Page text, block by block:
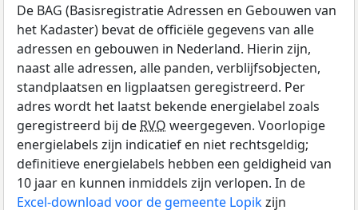
De BAG (Basisregistratie Adressen en Gebouwen van
het Kadaster) bevat de officiële gegevens van alle
adressen en gebouwen in Nederland. Hierin zijn,
naast alle adressen, alle panden, verblijfsobjecten,
standplaatsen en ligplaatsen geregistreerd. Per
adres wordt het laatst bekende energielabel zoals
geregistreerd bij de RVO weergegeven. Voorlopige
energielabels zijn indicatief en niet rechtsgeldig;
definitieve energielabels hebben een geldigheid van
10 jaar en kunnen inmiddels zijn verlopen. In de
Excel-download voor de gemeente Lopikzijn